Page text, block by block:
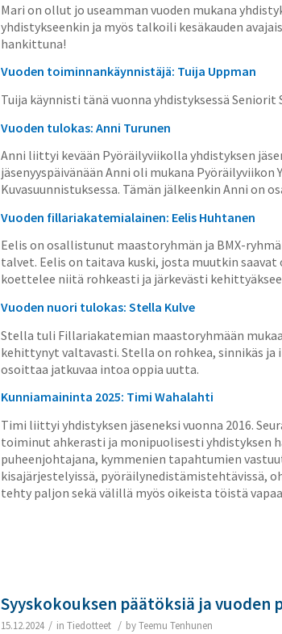
Mari on ollut jo useamman vuoden mukana
yhdistykseenkin ja myös talkoili kesäkauden
hankittuna!
Vuoden toiminnankäynnistäjä: Tuija Uppman
Tuija käynnisti tänä vuonna yhdistyksessä
Vuoden tulokas: Anni Turunen
Anni liittyi kevään Pyöräilyviikolla yhdistyksen
jäsenyyspäivänään Anni oli mukana
Kuvasuunnistuksessa. Tämän jälkeenkin Anni on
Vuoden fillariakatemialainen: Eelis Huhtanen
Eelis on osallistunut maastoryhmän ja BMX-
talvet. Eelis on taitava kuski, josta muutkin
koettelee niitä rohkeasti ja järkevästi
Vuoden nuori tulokas: Stella Kulve
Stella tuli Fillariakatemian maastoryhmään
kehittynyt valtavasti. Stella on rohkea, sinnikäs
osoittaa jatkuvaa intoa oppia uutta.
Kunniamaininta 2025: Timi Wahalahti
Timi liittyi yhdistyksen jäseneksi vuonna 2016.
toiminut ahkerasti ja monipuolisesti yhdistyksen
puheenjohtajana, kymmenien tapahtumien
kisajärjestelyissä, pyöräilynedistämistehtävissä,
tehty paljon sekä välillä myös oikeista töistä
Syyskokouksen päätöksiä ja vuoden
15.12.2024 / in Tiedotteet / byTeemu Tenhunen